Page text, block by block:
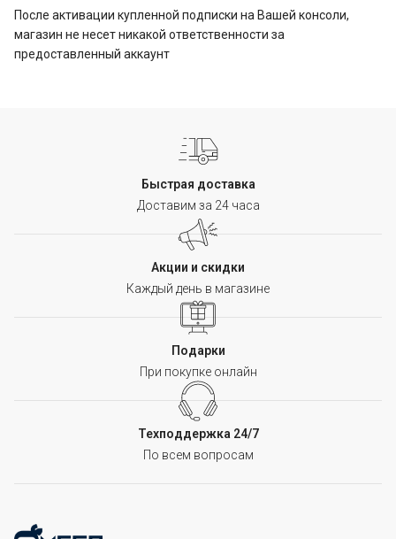
После активации купленной подписки на Вашей консоли,
магазин не несет никакой ответственности за
предоставленный аккаунт
Быстрая доставка
Доставим за 24 часа
Акции и скидки
Каждый день в магазине
Подарки
При покупке онлайн
Техподдержка 24/7
По всем вопросам